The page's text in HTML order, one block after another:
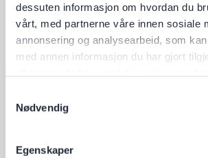
dessuten informasjon om hvordan du
vårt, med partnerne våre innen sosiale
annonsering og analysearbeid, som
med annen informasjon du har gjort
Nødvendig
Egenskaper
Baklyset er også enkelt å montere.
elastisk gummistropp som passer de
inkludert aerodynamiske sadelpinner.
det enkelt å holde lyset klart for neste
Moduser,